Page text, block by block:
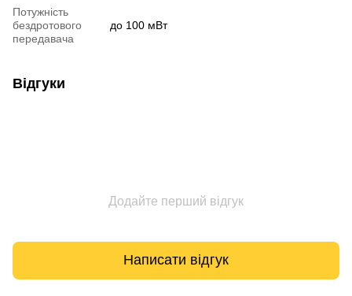
Потужність
бездротового
передавача
до 100 мВт
Відгуки
Додайте перший відгук
Написати відгук